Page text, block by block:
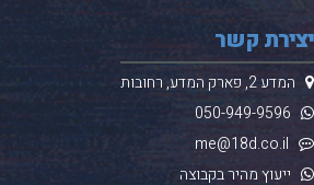
קשר
פארק המדע, רחובות
050-949-9596
me@18d.co.il
ייעוץ מהיר בקבוצה